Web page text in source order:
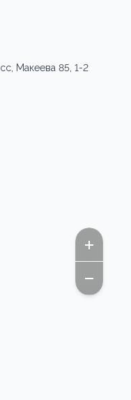
Макеева 85 , 1-2